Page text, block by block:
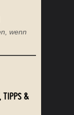
wenn
TIPPS &